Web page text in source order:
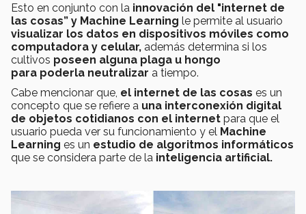
Esto en conjunto con la innovación del "internet de
las cosas” y Machine Learning le permite al usuario
visualizar los datos en dispositivos móviles como
computadora y celular, además determina si los
cultivos poseen alguna plaga u hongo
para poderla neutralizar a tiempo.
Cabe mencionar que, el internet de las cosas es un
concepto que se refiere a una interconexión digital
de objetos cotidianos con el internet para que el
usuario pueda ver su funcionamiento y el Machine
Learning es un estudio de algoritmos informáticos
que se considera parte de la inteligencia artificial.